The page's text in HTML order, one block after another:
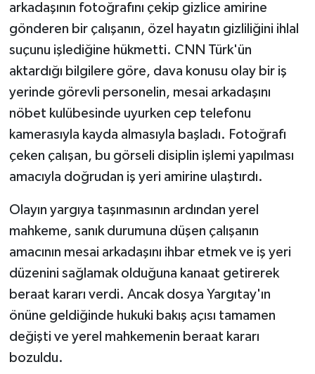
arkadaşının fotoğrafını çekip gizlice amirine
gönderen bir çalışanın, özel hayatın gizliliğini ihlal
suçunu işlediğine hükmetti. CNN Türk'ün
aktardığı bilgilere göre, dava konusu olay bir iş
yerinde görevli personelin, mesai arkadaşını
nöbet kulübesinde uyurken cep telefonu
kamerasıyla kayda almasıyla başladı. Fotoğrafı
çeken çalışan, bu görseli disiplin işlemi yapılması
amacıyla doğrudan iş yeri amirine ulaştırdı.
Olayın yargıya taşınmasının ardından yerel
mahkeme, sanık durumuna düşen çalışanın
amacının mesai arkadaşını ihbar etmek ve iş yeri
düzenini sağlamak olduğuna kanaat getirerek
beraat kararı verdi. Ancak dosya Yargıtay'ın
önüne geldiğinde hukuki bakış açısı tamamen
değişti ve yerel mahkemenin beraat kararı
bozuldu.